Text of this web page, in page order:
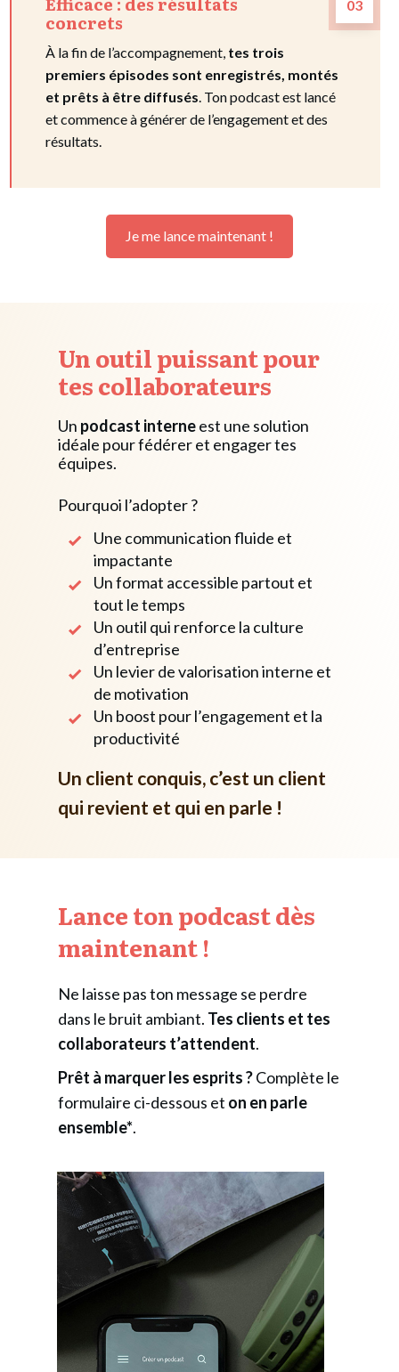
concrets
03
À la fin de l’accompagnement, tes trois
premiers épisodes sont enregistrés, montés
et prêts à être diffusés. Ton podcast est lancé
et commence à générer de l’engagement et des
résultats.
Je me lance maintenant !
Un outil puissant pour
tes collaborateurs
Un podcast interneest une solution
idéale pour fédérer et engager tes
équipes.
Pourquoi l’adopter ?
Une communication fluide et
impactante
Un format accessible partout et
tout le temps
Un outil qui renforce la culture
d’entreprise
Un levier de valorisation interne et
de motivation
Un boost pour l’engagement et la
productivité
Un client conquis, c’est un client
qui revient et qui en parle !
Lance ton podcast dès
maintenant !
Ne laisse pas ton message se perdre
dans le bruit ambiant. Tes clients et tes
collaborateurs t’attendent.
Prêt à marquer les esprits ?Complète le
formulaire ci-dessous et on en parle
ensemble*.